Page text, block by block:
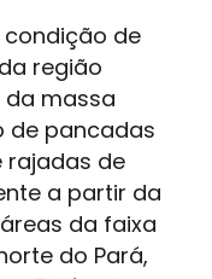
condição de
região
massa
de pancadas
rajadas de
a partir da
da faixa
do Pará,